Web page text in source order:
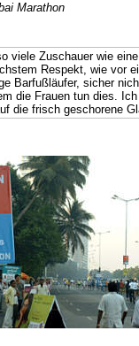
Marathon
viele Zuschauer wie
Respekt, wie vor
Barfußläufer, sicher
die Frauen tun dies.
die frisch geschorene